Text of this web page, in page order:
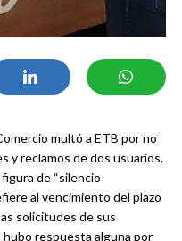
multó a ETB por no
y reclamos de dos usuarios.
de “silencio
al vencimiento del plazo
solicitudes de sus
respuesta alguna por